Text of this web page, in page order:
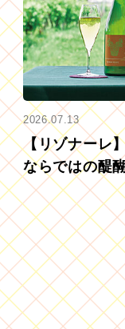
2026.07.13
【リゾナーレ
ならではの醍
むブドウ畑で